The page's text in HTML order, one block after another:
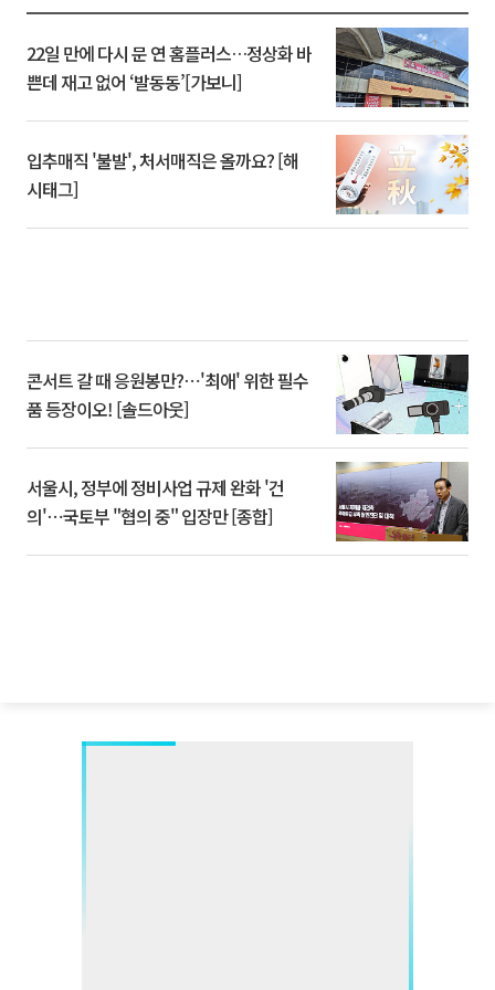
22일 만에 다시 문 연 홈플러스…정상화 바
쁜데 재고 없어 ‘발동동’[가보니]
입추매직 '불발', 처서매직은 올까요? [해
시태그]
콘서트 갈 때 응원봉만?⋯'최애' 위한 필수
품 등장이오! [솔드아웃]
서울시, 정부에 정비사업 규제 완화 '건
의'⋯국토부 "협의 중" 입장만 [종합]